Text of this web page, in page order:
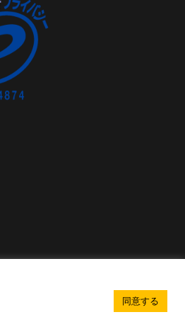
同意する